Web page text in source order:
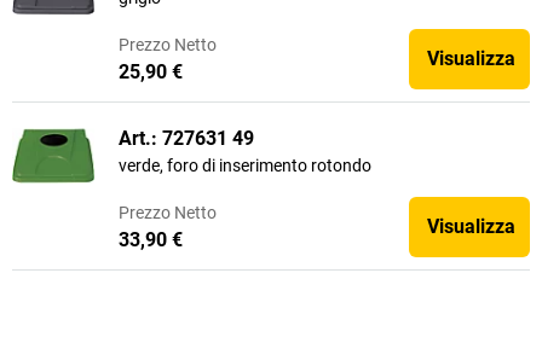
Prezzo Netto
25,90 €
Visualizza
Art.: 727631 49
verde, foro di inserimento rotondo
Prezzo Netto
33,90 €
Visualizza